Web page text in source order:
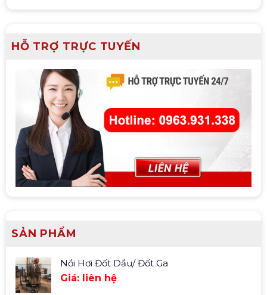
HỖ TRỢ TRỰC TUYẾN
SẢN PHẨM
Nồi Hơi Đốt Dầu/ Đốt Ga
Giá: liên hệ